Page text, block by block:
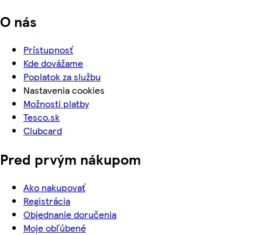
O nás
Prístupnosť
Kde dovážame
Poplatok za službu
Nastavenia cookies
Možnosti platby
Tesco.sk
Clubcard
Pred prvým nákupom
Ako nakupovať
Registrácia
Objednanie doručenia
Moje obľúbené